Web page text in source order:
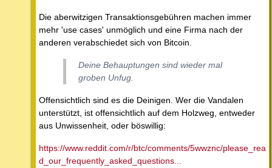
Die aberwitzigen Transaktionsgebühren machen immer
mehr 'use cases' unmöglich und eine Firma nach der
anderen verabschiedet sich von Bitcoin.
Deine Behauptungen sind wieder mal
groben Unfug.
Offensichtlich sind es die Deinigen. Wer die Vandalen
unterstützt, ist offensichtlich auf dem Holzweg, entweder
aus Unwissenheit, oder böswillig:
https://www.reddit.com/r/btc/comments/5wwznc/please_rea
d_our_frequently_asked_questions...